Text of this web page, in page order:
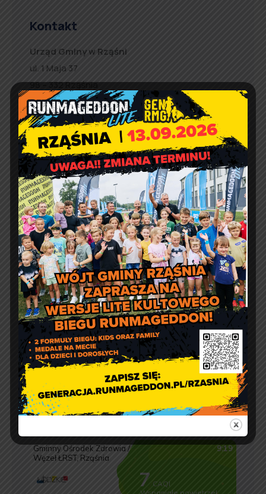
Kontakt
Urząd Gminy w Rząśni
ul. 1 Maja 37
98 – 332 Rząśnia
e-doręczenia:AE:PL-57726-56911-GBSAJ-23
adres email:gmina@rzasnia.pl
tel. 44 631-71-22 (biuro podawcze)
Godziny otwarcia Urzędu:
pon.: 9:00 – 17:00
wt. – pt.: 7:30 – 15:30
Jakość powietrza